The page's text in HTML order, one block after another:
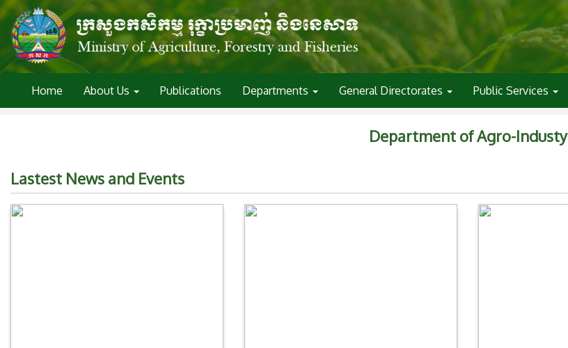
Home About Us Publications Departments General Directorates Public Services
Department of Agro-Industy
Lastest News and Events